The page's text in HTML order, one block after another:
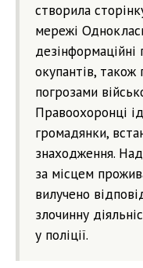
створила
мережі
окупантів,
погрозами
Правоохоронці
громадянки,
знаходження.
за місцем
вилучено
злочинну
у поліції.